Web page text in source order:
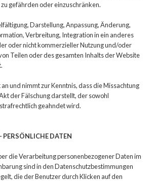
gefährden oder einzuschränken.
Darstellung, Anpassung, Änderung,
Verbreitung, Integration in ein anderes
oder nicht kommerzieller Nutzung und/oder
Teilen oder des gesamten Inhalts der Website
und nimmt zur Kenntnis, dass die Missachtung
der Fälschung darstellt, der sowohl
geahndet wird.
PERSÖNLICHE DATEN
die Verarbeitung personenbezogener Daten im
sind in den Datenschutzbestimmungen
die der Benutzer durch Klicken auf den